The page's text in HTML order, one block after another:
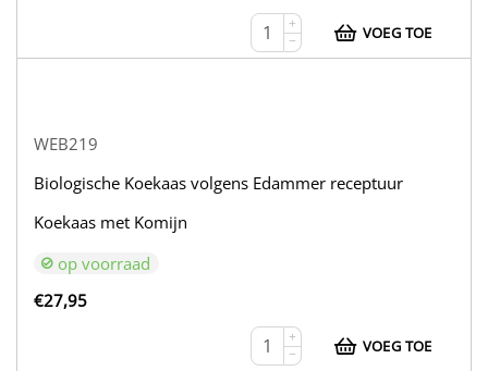
+
−
VOEG TOE
WEB219
Biologische Koekaas volgens Edammer receptuur
Koekaas met Komijn
op voorraad
€27,95
+
−
VOEG TOE